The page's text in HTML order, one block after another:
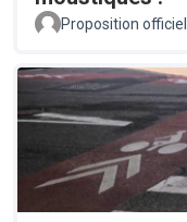
Proposition